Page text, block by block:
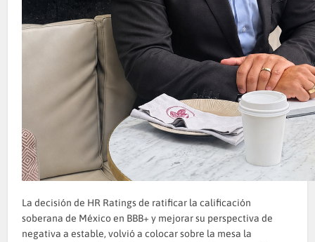
La decisión de HR Ratings de ratificar la calificación
soberana de México en BBB+ y mejorar su perspectiva de
negativa a estable, volvió a colocar sobre la mesa la